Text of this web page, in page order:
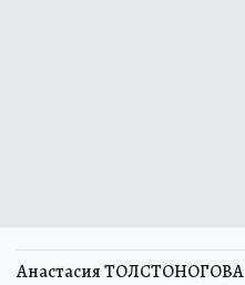
Анастасия ТОЛСТОНОГОВА